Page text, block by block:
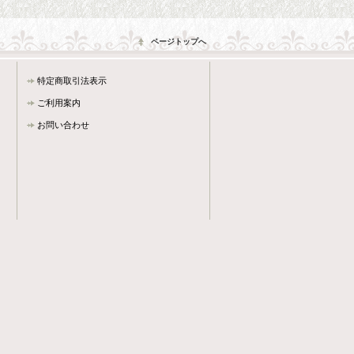
ページトップへ
特定商取引法表示
ご利用案内
お問い合わせ